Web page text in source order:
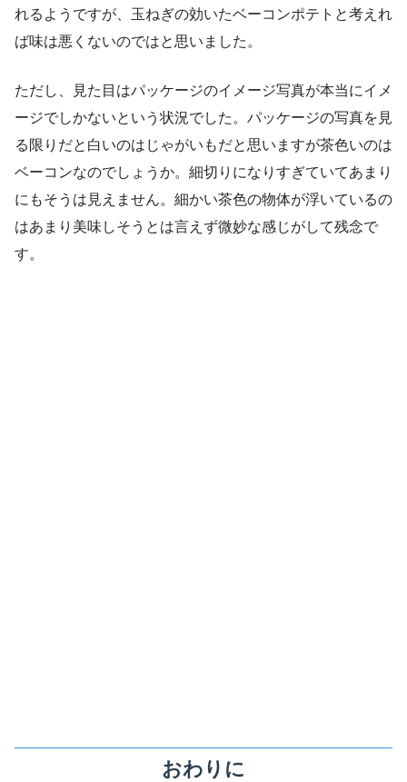
れるようですが、玉ねぎの効いたベーコンポテトと考えれ
ば味は悪くないのではと思いました。
ただし、見た目はパッケージのイメージ写真が本当にイメ
ージでしかないという状況でした。パッケージの写真を見
る限りだと白いのはじゃがいもだと思いますが茶色いのは
ベーコンなのでしょうか。細切りになりすぎていてあまり
にもそうは見えません。細かい茶色の物体が浮いているの
はあまり美味しそうとは言えず微妙な感じがして残念で
す。
おわりに